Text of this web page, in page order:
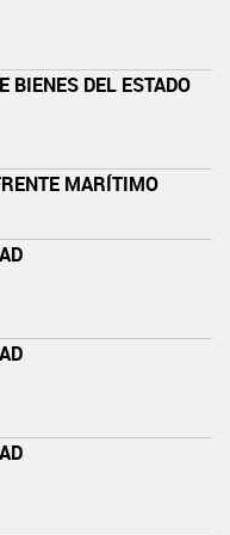
BIENES DEL ESTADO
MARÍTIMO